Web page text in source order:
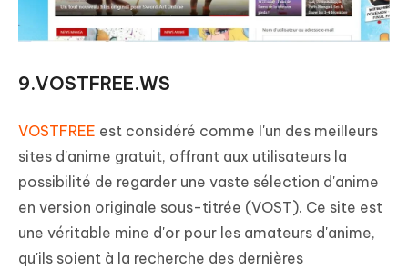
9.VOSTFREE.WS
VOSTFREE est considéré comme l'un des meilleurs
sites d'anime gratuit, offrant aux utilisateurs la
possibilité de regarder une vaste sélection d'anime
en version originale sous-titrée (VOST). Ce site est
une véritable mine d'or pour les amateurs d'anime,
qu'ils soient à la recherche des dernières